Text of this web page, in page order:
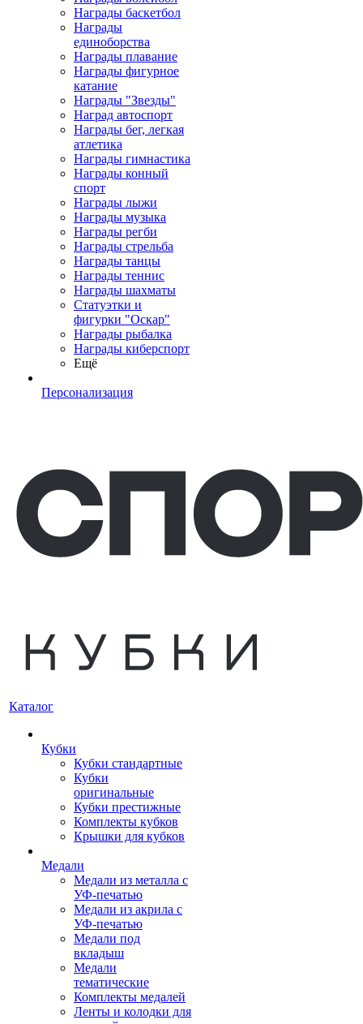
Награды баскетбол
Награды
единоборства
Награды плавание
Награды фигурное
катание
Награды "Звезды"
Наград автоспорт
Награды бег, легкая
атлетика
Награды гимнастика
Награды конный
спорт
Награды лыжи
Награды музыка
Награды регби
Награды стрельба
Награды танцы
Награды теннис
Награды шахматы
Статуэтки и
фигурки "Оскар"
Награды рыбалка
Награды киберспорт
Ещё
Персонализация
Каталог
Кубки
Кубки стандартные
Кубки
оригинальные
Кубки престижные
Комплекты кубков
Крышки для кубков
Медали
Медали из металла с
УФ-печатью
Медали из акрила с
УФ-печатью
Медали под
вкладыш
Медали
тематические
Комплекты медалей
Ленты и колодки для